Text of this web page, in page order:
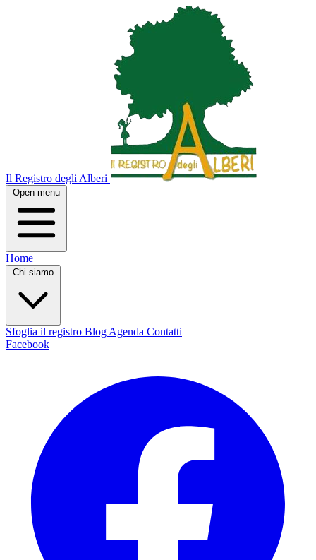
Il Registro degli Alberi
Open menu
Home
Chi siamo
Sfoglia il registro Blog Agenda Contatti
Facebook